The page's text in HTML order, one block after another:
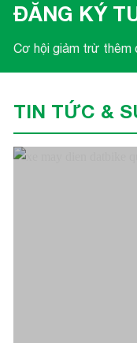
Hình ảnh thực
ĐĂNG KÝ
Cơ hội giảm trừ thêm
TIN TỨC &